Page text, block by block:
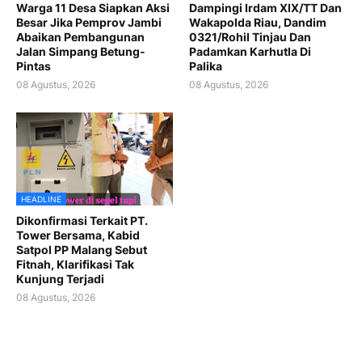
Warga 11 Desa Siapkan Aksi
Besar Jika Pemprov Jambi
Abaikan Pembangunan
Jalan Simpang Betung-
Pintas
08 Agustus, 2026
Dampingi Irdam XIX/TT Dan
Wakapolda Riau, Dandim
0321/Rohil Tinjau Dan
Padamkan Karhutla Di
Palika
08 Agustus, 2026
HEADLINE
Dikonfirmasi Terkait PT.
Tower Bersama, Kabid
Satpol PP Malang Sebut
Fitnah, Klarifikasi Tak
Kunjung Terjadi
08 Agustus, 2026